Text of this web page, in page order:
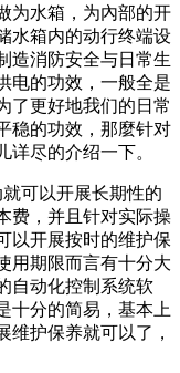
为水箱，为內部的开
水箱内的动行终端设
造消防安全与日常生
电的功效，一般全是
了更好地我们的日常
稳的功效，那麼针对
尽的介绍一下。
可以开展长期性的
费，并且针对实际操
以开展按时的维护保
用期限而言有十分大
自动化控制系统软
十分的简易，基本上
维护保养就可以了，